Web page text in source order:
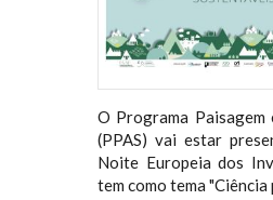
O Programa
(PPAS) vai estar
Noite Europeia dos
tem como tema